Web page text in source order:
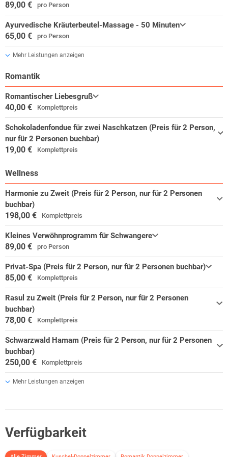
89,00 € pro Person
Ayurvedische Kräuterbeutel-Massage - 50 Minuten
65,00 € pro Person
Mehr Leistungen anzeigen
Romantik
Romantischer Liebesgruß
40,00 € Komplettpreis
Schokoladenfondue für zwei Naschkatzen (Preis für 2 Person,
nur für 2 Personen buchbar)
19,00 € Komplettpreis
Wellness
Harmonie zu Zweit (Preis für 2 Person, nur für 2 Personen
buchbar)
198,00 € Komplettpreis
Kleines Verwöhnprogramm für Schwangere
89,00 € pro Person
Privat-Spa (Preis für 2 Person, nur für 2 Personen buchbar)
85,00 € Komplettpreis
Rasul zu Zweit (Preis für 2 Person, nur für 2 Personen
buchbar)
78,00 € Komplettpreis
Schwarzwald Hamam (Preis für 2 Person, nur für 2 Personen
buchbar)
250,00 € Komplettpreis
Mehr Leistungen anzeigen
Verfügbarkeit